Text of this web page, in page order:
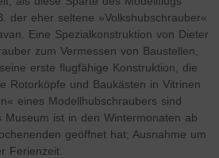
der eher seltene »Volkshubschrauber«
Eine Spezialkonstruktion von Dieter
zum Vermessen von Baustellen,
erste flugfähige Konstruktion, die
Rotorköpfe und Baukästen in Vitrinen
eines Modellhubschraubers sind
Museum ist in den Wintermonaten ab
geöffnet hat; Ausnahme um
Ferienzeit.